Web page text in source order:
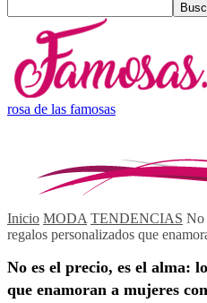
rosa de las famosas
Inicio MODA TENDENCIAS No
regalos personalizados que
No es el precio, es el alma:
que enamoran a mujeres